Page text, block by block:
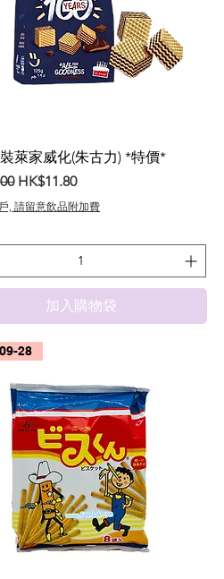
萊家威化(朱古力) *特價*
促銷價格
HK$11.80
, 請留意飲品附加費
加入購物袋
28